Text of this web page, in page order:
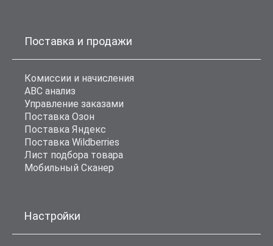
Поставка и продажи
Комиссии и начисления
ABC анализ
Управление заказами
Поставка Озон
Поставка Яндекс
Поставка Wildberries
Лист подбора товара
Мобильный Сканер
Настройки